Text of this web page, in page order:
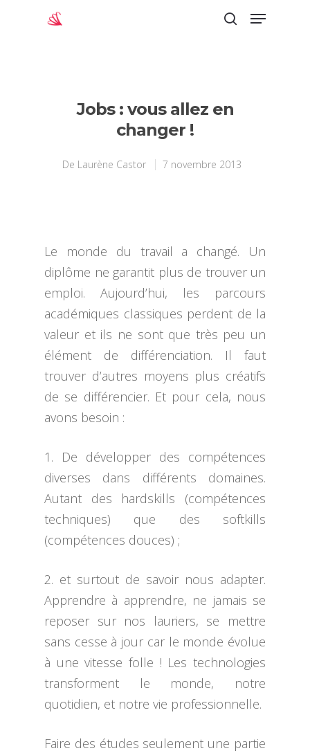
Jobs : vous allez en
changer !
De Laurène Castor 7 novembre 2013
Le monde du travail a changé. Un
diplôme ne garantit plus de trouver un
emploi. Aujourd’hui, les parcours
académiques classiques perdent de la
valeur et ils ne sont que très peu un
élément de différenciation. Il faut
trouver d’autres moyens plus créatifs
de se différencier. Et pour cela, nous
avons besoin :
1. De développer des compétences
diverses dans différents domaines.
Autant des hardskills (compétences
techniques) que des softkills
(compétences douces) ;
2. et surtout de savoir nous adapter.
Apprendre à apprendre, ne jamais se
reposer sur nos lauriers, se mettre
sans cesse à jour car le monde évolue
à une vitesse folle ! Les technologies
transforment le monde, notre
quotidien, et notre vie professionnelle.
Faire des études seulement une partie